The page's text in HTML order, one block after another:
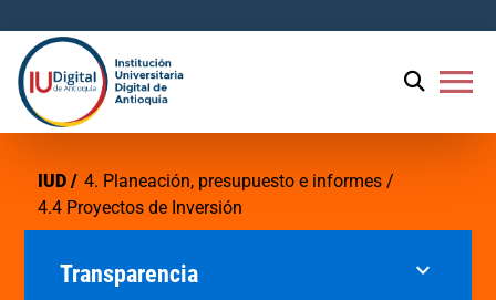
menu
IUD
4. Planeación, presupuesto e informes
4.4 Proyectos de Inversión
Transparencia expand_more